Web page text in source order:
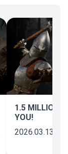
1.5 MILLION
YOU!
2026.03.13